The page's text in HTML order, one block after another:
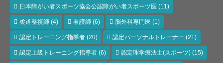
日本障がい者スポーツ協会公認障がい者スポーツ医 (11)
柔道整復師 (4) 看護師 (6) 脳外科専門医 (1)
認定トレーニング指導者 (20) 認定パーソナルトレーナー (21)
認定上級トレーニング指導者 (6) 認定理学療法士(スポーツ) (15)